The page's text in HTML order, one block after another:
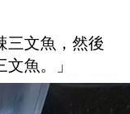
三文魚，然後
魚。」